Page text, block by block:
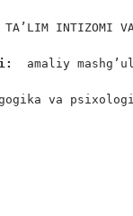
TA’LIM INTIZOMI
amaliy
va